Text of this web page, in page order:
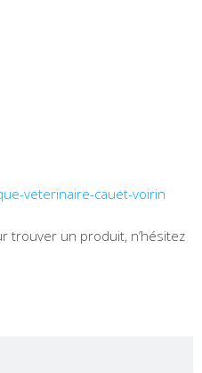
veterinaire-cauet-voirin
trouver un produit, n’hésitez